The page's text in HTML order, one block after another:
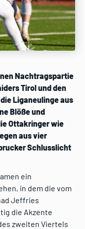
Nachtragspartie
Tirol und den
Liganeulinge aus
Blöße und
Ottakringer wie
aus vier
Schlusslicht
ein
in dem die vom
Jeffries
die Akzente
zweiten Viertels